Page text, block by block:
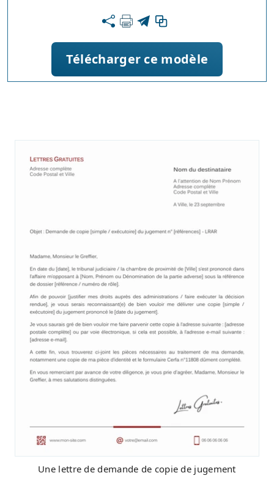
Télécharger ce modèle
Une lettre de demande de copie de jugement